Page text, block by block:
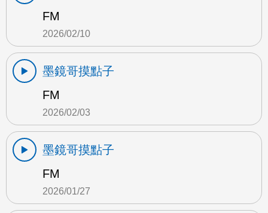
FM
2026/02/10
墨鏡哥摸點子
FM
2026/02/03
墨鏡哥摸點子
FM
2026/01/27